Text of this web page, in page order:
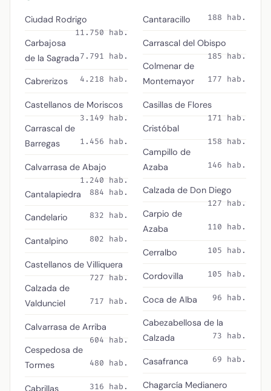
Ciudad Rodrigo
11.750 hab.
Carbajosa
de la Sagrada7.791 hab.
Cabrerizos 4.218 hab.
Castellanos de Moriscos
3.149 hab.
Carrascal de
Barregas
1.456 hab.
Calvarrasa de Abajo
1.240 hab.
Cantalapiedra 884 hab.
Candelario 832 hab.
Cantalpino 802 hab.
Castellanos de Villiquera
727 hab.
Calzada de
Valdunciel
717 hab.
Calvarrasa de Arriba
604 hab.
Cespedosa de
Tormes
480 hab.
Cabrillas 316 hab.
Cantaracillo 188 hab.
Carrascal del Obispo
185 hab.
Colmenar de
Montemayor
177 hab.
Casillas de Flores
171 hab.
Cristóbal
158 hab.
Campillo de
Azaba
146 hab.
Calzada de Don Diego
127 hab.
Carpio de
Azaba
110 hab.
Cerralbo 105 hab.
Cordovilla 105 hab.
Coca de Alba 96 hab.
Cabezabellosa de la
Calzada
73 hab.
Casafranca 69 hab.
Chagarcía Medianero